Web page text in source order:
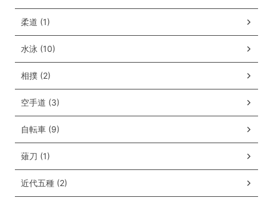
柔道 (1)
水泳 (10)
相撲 (2)
空手道 (3)
自転車 (9)
薙刀 (1)
近代五種 (2)